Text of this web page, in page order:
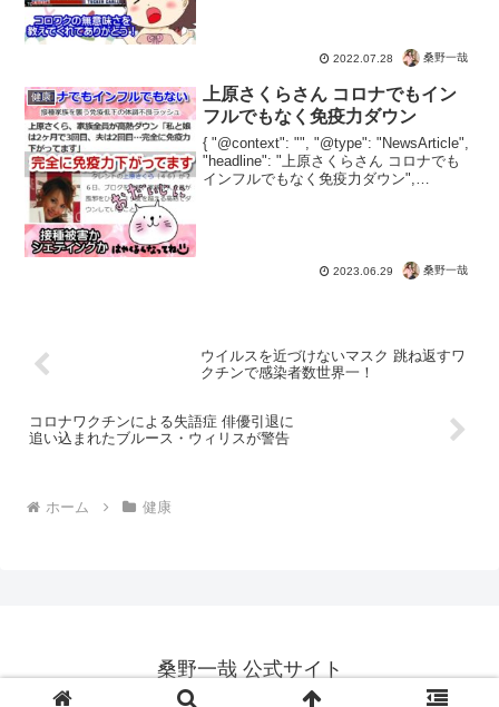
2022.07.28 桑野一哉
健康
上原さくらさん コロナでもイン
フルでもなく免疫力ダウン
{ "@context": "", "@type": "NewsArticle",
"headline": "上原さくらさん コロナでも
インフルでもなく免疫力ダウン",
2023.06.29 桑野一哉
ウイルスを近づけないマスク 跳ね返すワ
クチンで感染者数世界一！
コロナワクチンによる失語症 俳優引退に
追い込まれたブルース・ウィリスが警告
ホーム 健康
桑野一哉 公式サイト
Copyright © 2012-2026 桑野一哉 公式サイト All Rights Reserved.